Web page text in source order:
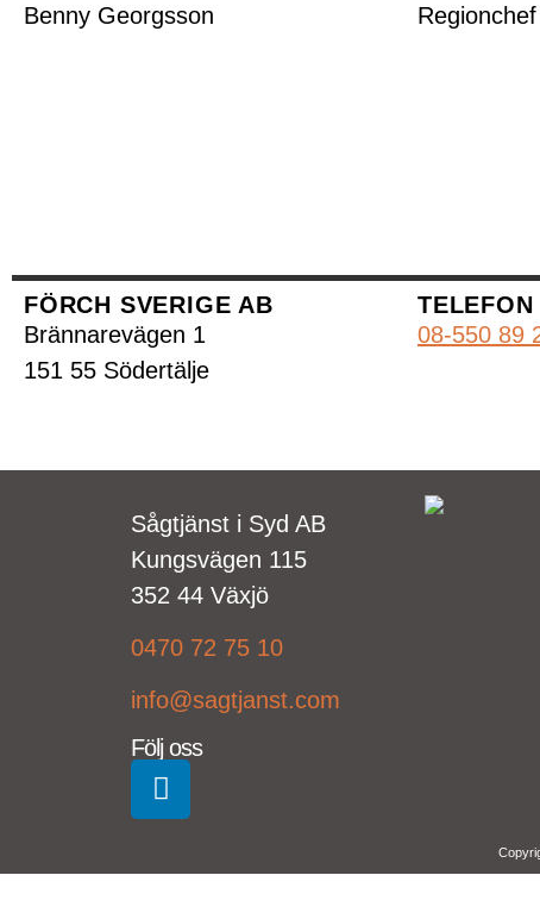
Benny Georgsson
FÖRCH SVERIGE AB
Brännarevägen 1
151 55 Södertälje
TELEFON
08-550 89
Sågtjänst i Syd AB
Kungsvägen 115
352 44 Växjö
0470 72 75 10
info@sagtjanst.com
Följ oss